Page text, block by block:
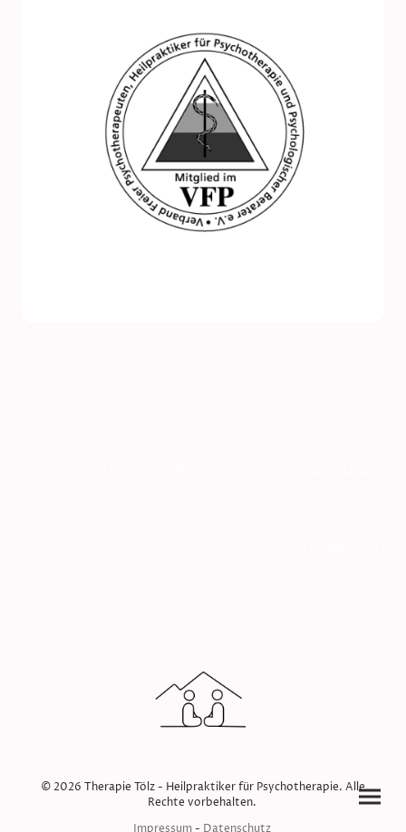
© 2026 Therapie Tölz - Heilpraktiker für Psychotherapie. Alle
Rechte vorbehalten.
Impressum- Datenschutz